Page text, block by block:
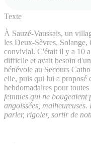
Texte
À Sauzé-Vaussais, un
les Deux-Sèvres, Solange,
convivial. C'était il y a 10
difficile et avait besoin
bénévole au Secours
elle, puis qui lui a proposé
hebdomadaires pour
femmes qui ne bougeaient
angoissées, malheureuses.
parler, rigoler, sortir de